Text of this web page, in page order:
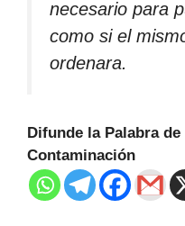
necesario para
como si el
ordenara.
Difunde la Palabra
Contaminación